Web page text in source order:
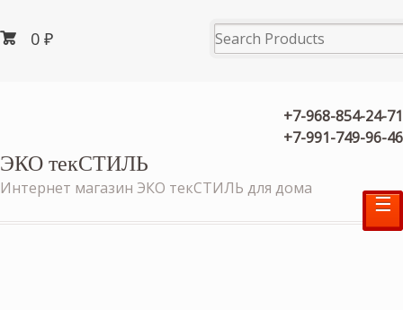
0₽
+7-968-854-24-71
+7-991-749-96-46
ЭКО текСТИЛЬ
Интернет магазин ЭКО текСТИЛЬ для дома
☰